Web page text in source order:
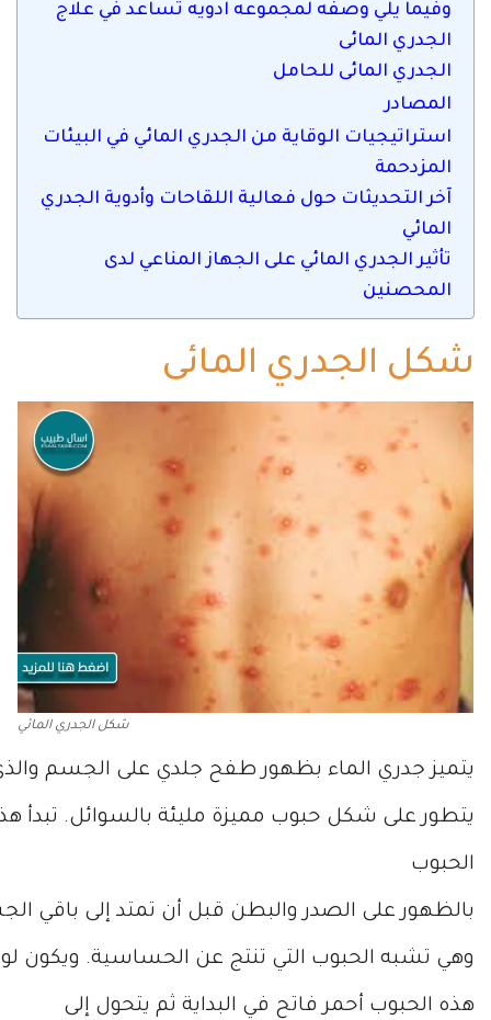
وفيما يلي وصفه لمجموعه ادويه تساعد في علاج
الجدري المائى
الجدري المائى للحامل
المصادر
استراتيجيات الوقاية من الجدري المائي في البيئات
المزدحمة
آخر التحديثات حول فعالية اللقاحات وأدوية الجدري
المائي
تأثير الجدري المائي على الجهاز المناعي لدى
المحصنين
شكل الجدري المائى
شكل الجدري المائي
يتميز جدري الماء بظهور طفح جلدي على الجسم
يتطور على شكل حبوب مميزة مليئة بالسوائل. تبدأ
الحبوب
بالظهور على الصدر والبطن قبل أن تمتد إلى باقي
وهي تشبه الحبوب التي تنتج عن الحساسية. ويكون
هذه الحبوب أحمر فاتح في البداية ثم يتحول إلى